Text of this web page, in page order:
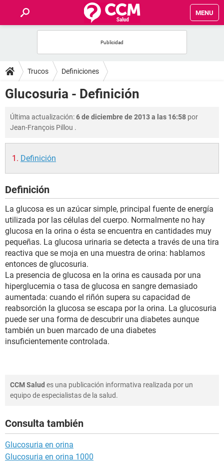
MENU
FOROS
SALUD
FAMILIA
NUTRICIÓN
SEXUALIDAD
GLOSARIO
Trucos Definiciones
Glucosuria - Definición
Última actualización:6 de diciembre de 2013 a las 16:58 por
Jean-François Pillou .
Definición
Definición
La glucosa es un azúcar simple, principal fuente de energía
utilizada por las células del cuerpo. Normalmente no hay
glucosa en la orina o ésta se encuentra en cantidades muy
pequeñas. La glucosa urinaria se detecta a través de una tira
reactiva que se moja en una muestra de orina: hablamos
entonces de glucosuria.
La presencia de glucosa en la orina es causada por una
hiperglucemia o tasa de glucosa en sangre demasiado
aumentada: cuando el riñón supera su capacidad de
reabsorción la glucosa se escapa por la orina. La glucosuria
puede ser una forma de descubrir una diabetes aunque
también un buen marcado de una diabetes
insuficientemente controlada.
CCM Salud es una publicación informativa realizada por un
equipo de especialistas de la salud.
Consulta también
Glucosuria en orina
Glucosuria en orina 1000